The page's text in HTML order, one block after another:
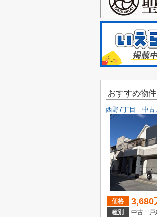
おすすめ物件
西野7丁目 中古
価格 3,680
種別
中古一戸